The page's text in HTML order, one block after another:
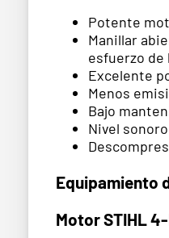
Potente
Manillar
esfuerzo de
Excelente
Menos
Bajo
Nivel
Equipamiento
Motor STIHL